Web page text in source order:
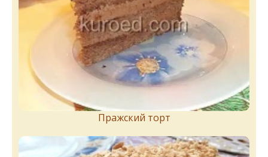
Пражский торт